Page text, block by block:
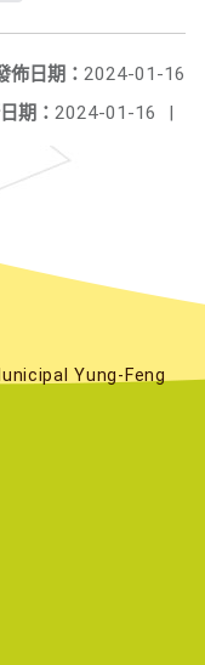
佈日期： 2024-01-16
期： 2024-01-16 |
Yung-Feng